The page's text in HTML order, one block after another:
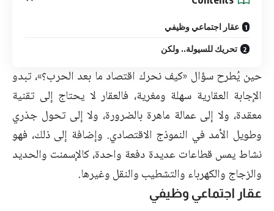
عقار اجتماعي وظيفي
تحريك للسيولة.. ولكن
حين يُطرح سؤال «كيف نحرك اقتصاد ما بعد الحرب؟»، تبدو
الإجابة العقارية سهلة ومغرية، فالعقار لا يحتاج إلى تقنية
معقدة، ولا إلى عمالة ماهرة بالضرورة، ولا إلى تحول جذري
وطويل الأمد في النموذج الاقتصادي. وإضافة إلى ذلك، فهو
نشاط يمس قطاعات عديدة دفعة واحدة، كالإسمنت والحديد
والزجاج والكهرباء والتشطيب والنقل وغيرها.
عقار اجتماعي وظيفي